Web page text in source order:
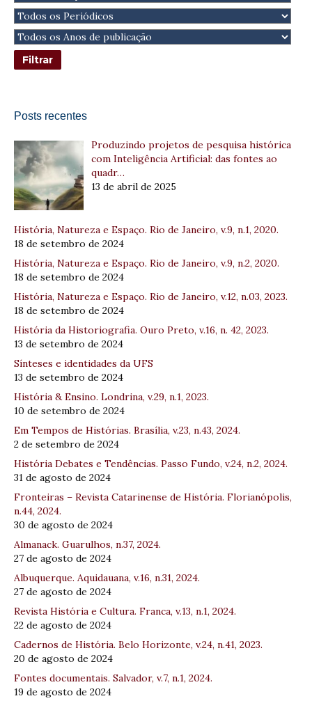
Posts recentes
Produzindo projetos de pesquisa histórica
com Inteligência Artificial: das fontes ao
quadr…
13 de abril de 2025
História, Natureza e Espaço. Rio de Janeiro, v.9, n.1, 2020.
18 de setembro de 2024
História, Natureza e Espaço. Rio de Janeiro, v.9, n.2, 2020.
18 de setembro de 2024
História, Natureza e Espaço. Rio de Janeiro, v.12, n.03, 2023.
18 de setembro de 2024
História da Historiografia. Ouro Preto, v.16, n. 42, 2023.
13 de setembro de 2024
Sínteses e identidades da UFS
13 de setembro de 2024
História & Ensino. Londrina, v.29, n.1, 2023.
10 de setembro de 2024
Em Tempos de Histórias. Brasília, v.23, n.43, 2024.
2 de setembro de 2024
História Debates e Tendências. Passo Fundo, v.24, n.2, 2024.
31 de agosto de 2024
Fronteiras – Revista Catarinense de História. Florianópolis,
n.44, 2024.
30 de agosto de 2024
Almanack. Guarulhos, n.37, 2024.
27 de agosto de 2024
Albuquerque. Aquidauana, v.16, n.31, 2024.
27 de agosto de 2024
Revista História e Cultura. Franca, v.13, n.1, 2024.
22 de agosto de 2024
Cadernos de História. Belo Horizonte, v.24, n.41, 2023.
20 de agosto de 2024
Fontes documentais. Salvador, v.7, n.1, 2024.
19 de agosto de 2024